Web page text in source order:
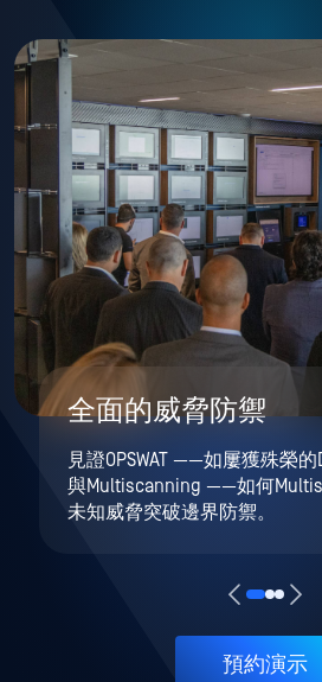
全面的威脅防禦
見證OPSWAT ——如屢獲殊榮的
與Multiscanning ——如何
未知威脅突破邊界防禦。
預約演示